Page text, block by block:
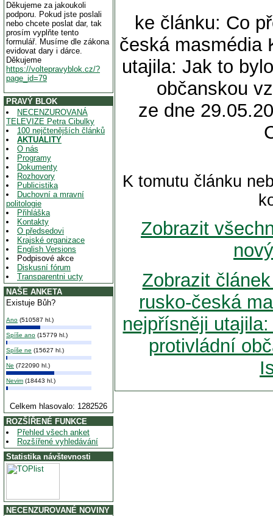
Děkujeme za jakoukoli
podporu. Pokud jste poslali
nebo chcete poslat dar, tak
prosím vyplňte tento
formulář. Musíme dle zákona
evidovat dary i dárce.
Děkujeme
https://voltepravyblok.cz/?
page_id=79
PRAVÝ BLOK
NECENZUROVANÁ
TELEVIZE Petra Cibulky
100 nejčtenějších článků
AKTUALITY
O nás
Programy
Dokumenty
Rozhovory
Publicistika
Duchovní a mravní
politologie
Přihláška
Kontakty
O předsedovi
Krajské organizace
English Versions
Podpisové akce
Diskusní fórum
Transparentni ucty
NAŠE ANKETA
Existuje Bůh?
Ano (510587 hl.)
Spíše ano (15779 hl.)
Spíše ne (15627 hl.)
Ne (722090 hl.)
Nevim (18443 hl.)
Celkem hlasovalo: 1282526
ROZŠÍŘENÉ FUNKCE
Přehled všech anket
Rozšířené vyhledávání
Statistika návštevnosti
NECENZUROVANÉ NOVINY
ke článku: Co
česká masmédia
utajila: Jak to
občanskou
ze dne
K tomutu článku
Zobrazit
Zobrazit
rusko-česká
nejpřísněji
protivládní